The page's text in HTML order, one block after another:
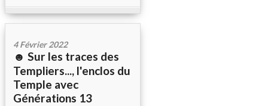
4 Février 2022
☻ Sur les traces des
Templiers..., l'enclos du
Temple avec
Générations 13